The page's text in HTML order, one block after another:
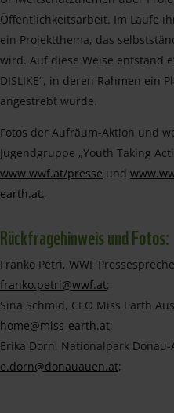
Öffentlichkeitsarbeit. Im Laufe
ein Projektthema, das
wird. Auf diese Weise entstand
DISLIKE“, in deren Rahmen ein
angestrebt wurde.
Fotos der Aufräum-Aktion und
Jugendgruppe „Youth Taking
www.wwf.at/presse und
earth.at.
Rückfragehinweis und Fotos:
Franko Petri, WWF
franko.petri@wwf.at;
Sina Schmid, CEO Miss Earth
home@miss-earth.at;
Erika Dorn, Nationalpark
e.dorn@donauauen.at;